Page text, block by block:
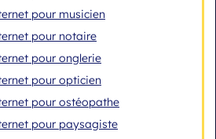
pour musicien
pour notaire
pour onglerie
pour opticien
pour ostéopathe
pour paysagiste